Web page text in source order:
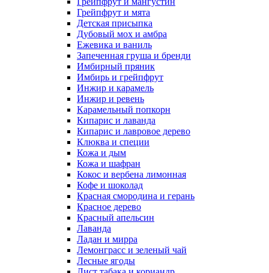
Грейпфрут и мята
Детская присыпка
Дубовый мох и амбра
Ежевика и ваниль
Запеченная груша и бренди
Имбирный пряник
Имбирь и грейпфрут
Инжир и карамель
Инжир и ревень
Карамельный попкорн
Кипарис и лаванда
Кипарис и лавровое дерево
Клюква и специи
Кожа и дым
Кожа и шафран
Кокос и вербена лимонная
Кофе и шоколад
Красная смородина и герань
Красное дерево
Красный апельсин
Лаванда
Ладан и мирра
Лемонграсс и зеленый чай
Лесные ягоды